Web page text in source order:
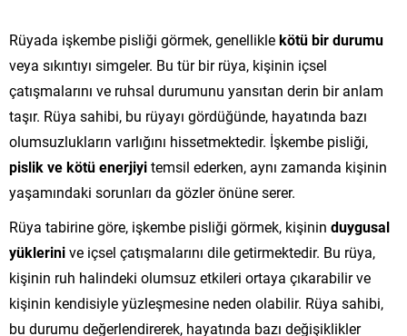
Rüyada işkembe pisliği görmek, genelliklekötü bir durumu
veya sıkıntıyı simgeler. Bu tür bir rüya, kişinin içsel
çatışmalarını ve ruhsal durumunu yansıtan derin bir anlam
taşır. Rüya sahibi, bu rüyayı gördüğünde, hayatında bazı
olumsuzlukların varlığını hissetmektedir. İşkembe pisliği,
pislik ve kötü enerjiyitemsil ederken, aynı zamanda kişinin
yaşamındaki sorunları da gözler önüne serer.
Rüya tabirine göre, işkembe pisliği görmek, kişinin duygusal
yüklerinive içsel çatışmalarını dile getirmektedir. Bu rüya,
kişinin ruh halindeki olumsuz etkileri ortaya çıkarabilir ve
kişinin kendisiyle yüzleşmesine neden olabilir. Rüya sahibi,
bu durumu değerlendirerek, hayatında bazı değişiklikler